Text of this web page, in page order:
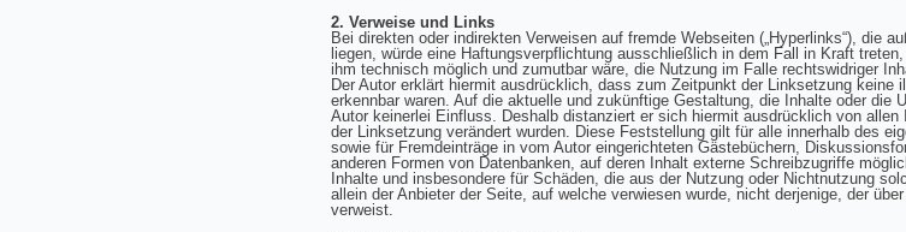
2. Verweise und Links
Bei direkten oder indirekten Verweisen auf fremde Webseiten („Hyperlinks“), die
liegen, würde eine Haftungsverpflichtung ausschließlich in dem Fall in Kraft
ihm technisch möglich und zumutbar wäre, die Nutzung im Falle rechtswidriger
Der Autor erklärt hiermit ausdrücklich, dass zum Zeitpunkt der Linksetzung keine
erkennbar waren. Auf die aktuelle und zukünftige Gestaltung, die Inhalte oder die
Autor keinerlei Einfluss. Deshalb distanziert er sich hiermit ausdrücklich von
der Linksetzung verändert wurden. Diese Feststellung gilt für alle innerhalb des
sowie für Fremdeinträge in vom Autor eingerichteten Gästebüchern,
anderen Formen von Datenbanken, auf deren Inhalt externe Schreibzugriffe
Inhalte und insbesondere für Schäden, die aus der Nutzung oder Nichtnutzung
allein der Anbieter der Seite, auf welche verwiesen wurde, nicht derjenige, der
verweist.